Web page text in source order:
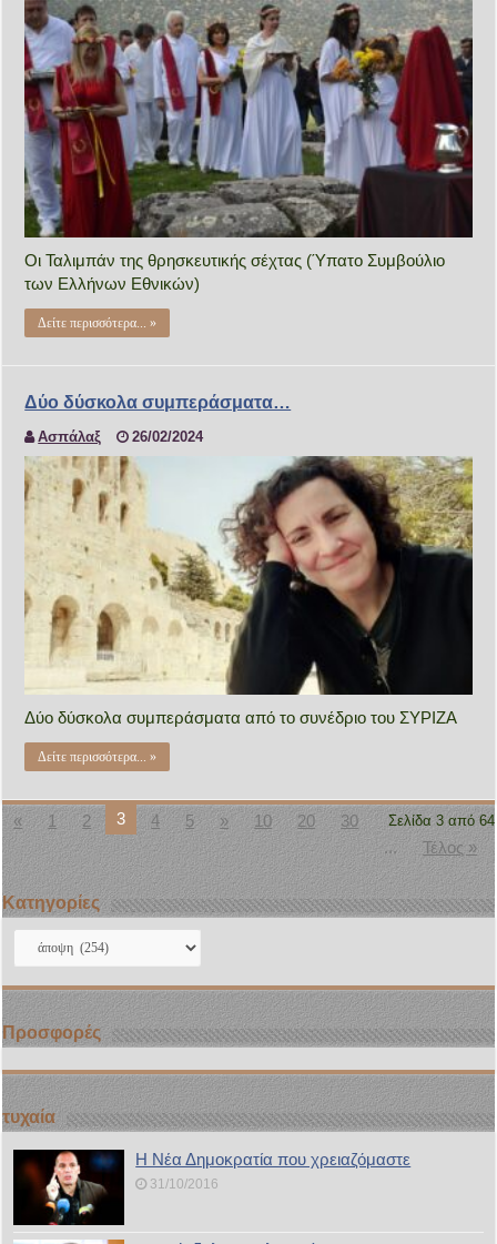
Οι Ταλιμπάν της θρησκευτικής σέχτας (Ύπατο Συμβούλιο
των Ελλήνων Εθνικών)
Δείτε περισσότερα... »
Δύο δύσκολα συμπεράσματα…
Ασπάλαξ 26/02/2024
Δύο δύσκολα συμπεράσματα από το συνέδριο του ΣΥΡΙΖΑ
Δείτε περισσότερα... »
Σελίδα 3 από 64
« 1 2 3 4 5 » 10 20
30
...
Τέλος »
Kατηγορίες
Kατηγορίες
Προσφορές
τυχαία
Η Νέα Δημοκρατία που χρειαζόμαστε
31/10/2016